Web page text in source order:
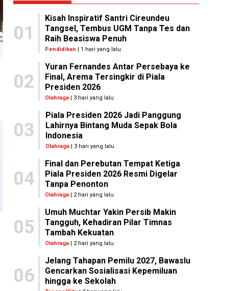
01
Kisah Inspiratif Santri Cireundeu
Tangsel, Tembus UGM Tanpa Tes dan
Raih Beasiswa Penuh
Pendidikan | 1 hari yang lalu
02
Yuran Fernandes Antar Persebaya ke
Final, Arema Tersingkir di Piala
Presiden 2026
Olahraga | 3 hari yang lalu
03
Piala Presiden 2026 Jadi Panggung
Lahirnya Bintang Muda Sepak Bola
Indonesia
Olahraga| 3 hari yang lalu
04
Final dan Perebutan Tempat Ketiga
Piala Presiden 2026 Resmi Digelar
Tanpa Penonton
Olahraga | 2 hari yang lalu
05
Umuh Muchtar Yakin Persib Makin
Tangguh, Kehadiran Pilar Timnas
Tambah Kekuatan
Olahraga | 2 hari yang lalu
06
Jelang Tahapan Pemilu 2027, Bawaslu
Gencarkan Sosialisasi Kepemiluan
hingga ke Sekolah